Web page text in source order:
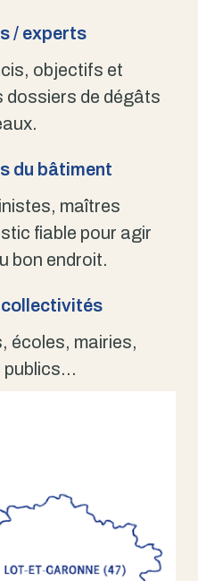
/ experts
objectifs et
dossiers de dégâts
du bâtiment
maîtres
fiable pour agir
bon endroit.
collectivités
écoles, mairies,
publics…